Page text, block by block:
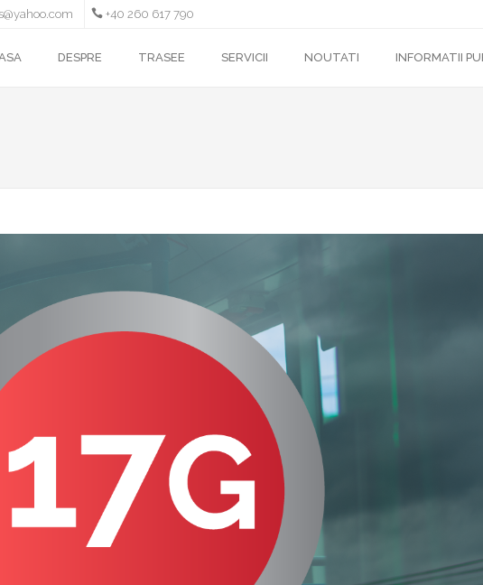
+40 260 617 790
DESPRE TRASEE SERVICII NOUTATI INFORMATII